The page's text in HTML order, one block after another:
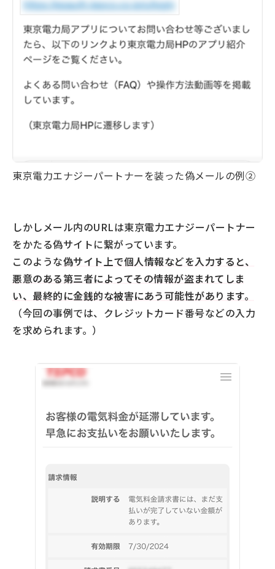
東京電力エナジーパートナーを装った偽メールの例②
しかしメール内のURLは東京電力エナジーパートナー
をかたる偽サイトに繋がっています。
このような偽サイト上で個人情報などを入力すると、
悪意のある第三者によってその情報が盗まれてしま
い、最終的に金銭的な被害にあう可能性があります。
（今回の事例では、クレジットカード番号などの入力
を求められます。）